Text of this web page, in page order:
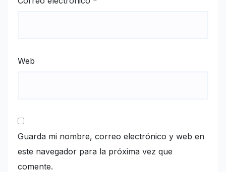
Web
Guarda mi nombre, correo electrónico y web en
este navegador para la próxima vez que
comente.